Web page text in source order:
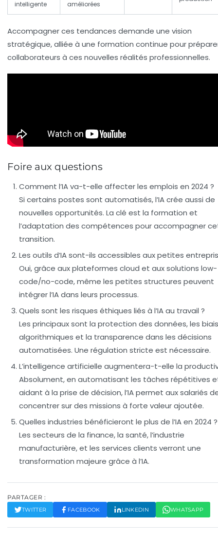
intelligente
améliorées
Accompagner ces tendances demande une vision
stratégique, alliée à une formation continue pour
collaborateurs à ces nouvelles réalités professionnelles.
Foire aux questions
Comment l’IA va-t-elle affecter les emplois en 2024 ?
Si certains postes sont automatisés, l’IA crée aussi de
nouvelles opportunités. La clé est la formation et
l’adaptation des compétences pour accompagner
transition.
Les outils d’IA sont-ils accessibles aux petites
Oui, grâce aux plateformes cloud et aux solutions low-
code/no-code, même les petites structures peuvent
intégrer l’IA dans leurs processus.
Quels sont les risques éthiques liés à l’IA au travail ?
Les principaux sont la protection des données, les biais
algorithmiques et la transparence dans les décisions
automatisées. Une régulation stricte est nécessaire.
L’intelligence artificielle augmentera-t-elle la
Absolument, en automatisant les tâches répétitives
aidant à la prise de décision, l’IA permet aux salariés
concentrer sur des missions à forte valeur ajoutée.
Quelles industries bénéficieront le plus de l’IA en 2024 ?
Les secteurs de la finance, la santé, l’industrie
manufacturière, et les services clients verront une
transformation majeure grâce à l’IA.
PARTAGER :
TWITTER FACEBOOK LINKEDIN WHATSAPP